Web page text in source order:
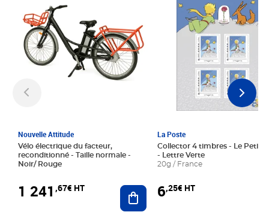
Nouvelle Attitude
Vélo électrique du facteur,
reconditionné - Taille normale -
Noir/ Rouge
1 241 ,67€ HT Ajouter au panier
La Poste
Collector 4 timbres - Le Petit
- Lettre Verte
20g / France
6,25€ HT